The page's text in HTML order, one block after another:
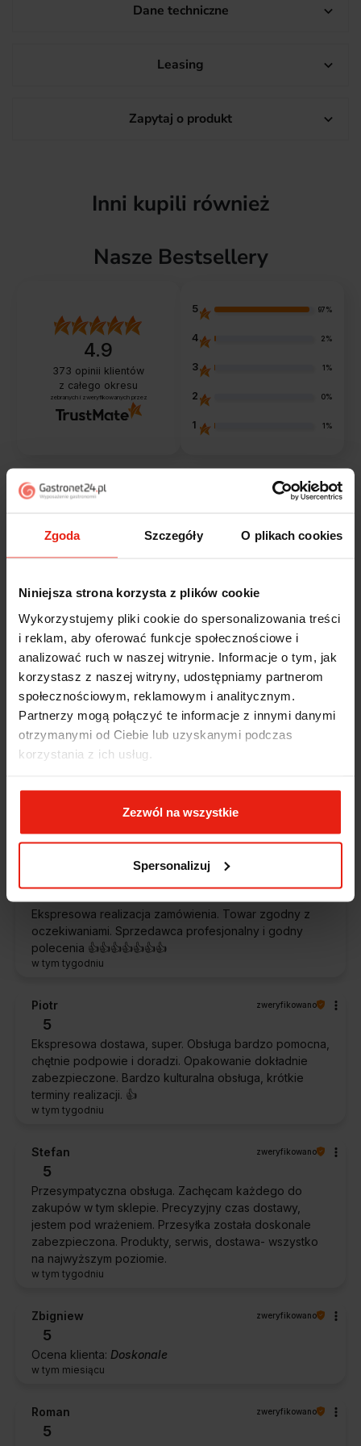
Zgoda Szczegóły O plikach cookies
Niniejsza strona korzysta z plików cookie
Wykorzystujemy pliki cookie do spersonalizowania treści
i reklam, aby oferować funkcje społecznościowe i
analizować ruch w naszej witrynie. Informacje o tym, jak
korzystasz z naszej witryny, udostępniamy partnerom
społecznościowym, reklamowym i analitycznym.
Partnerzy mogą połączyć te informacje z innymi danymi
otrzymanymi od Ciebie lub uzyskanymi podczas
korzystania z ich usług.
Zezwól na wszystkie
Spersonalizuj
Dane techniczne 
Leasing 
Zapytaj o produkt 
Inni kupili również
Nasze Bestsellery
4.9
373 opinii klientów
z całego okresu
zebranych i zweryfikowanych przez
5 97%
4 2%
3 1%
2 0%
1 1%
Jak zbieramy opinie?
Marcin zweryfikowano
5
Polecam szybko sprawnie dobrze zapakowane
Zostałem świetnie obsłużony. Brawa dla pracowników.
wczoraj
w tym tygodniu
5
Ekspresowa realizacja zamówienia. Towar zgodny z
oczekiwaniami. Sprzedawca profesjonalny i godny
polecenia 👍️👍️👍️👍️👍️👍️👍️
w tym tygodniu
Piotr zweryfikowano
5
Ekspresowa dostawa, super. Obsługa bardzo pomocna,
chętnie podpowie i doradzi. Opakowanie dokładnie
zabezpieczone. Bardzo kulturalna obsługa, krótkie
terminy realizacji. 👍️
w tym tygodniu
Stefan zweryfikowano
5
Przesympatyczna obsługa. Zachęcam każdego do
zakupów w tym sklepie. Precyzyjny czas dostawy,
jestem pod wrażeniem. Przesyłka została doskonale
zabezpieczona. Produkty, serwis, dostawa- wszystko
na najwyższym poziomie.
w tym tygodniu
Zbigniew zweryfikowano
5
Ocena klienta: Doskonale
w tym miesiącu
Roman zweryfikowano
5